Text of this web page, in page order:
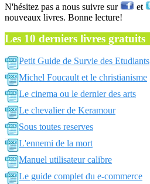
N'hésitez pas a nous suivre sur et
nouveaux livres. Bonne lecture!
Les 10 derniers livres gratuits
Petit Guide de Survie des Etudiants
Michel Foucault et le christianisme
Le cinema ou le dernier des arts
Le chevalier de Keramour
Sous toutes reserves
L'ennemi de la mort
Manuel utilisateur calibre
Le guide complet du e-commerce